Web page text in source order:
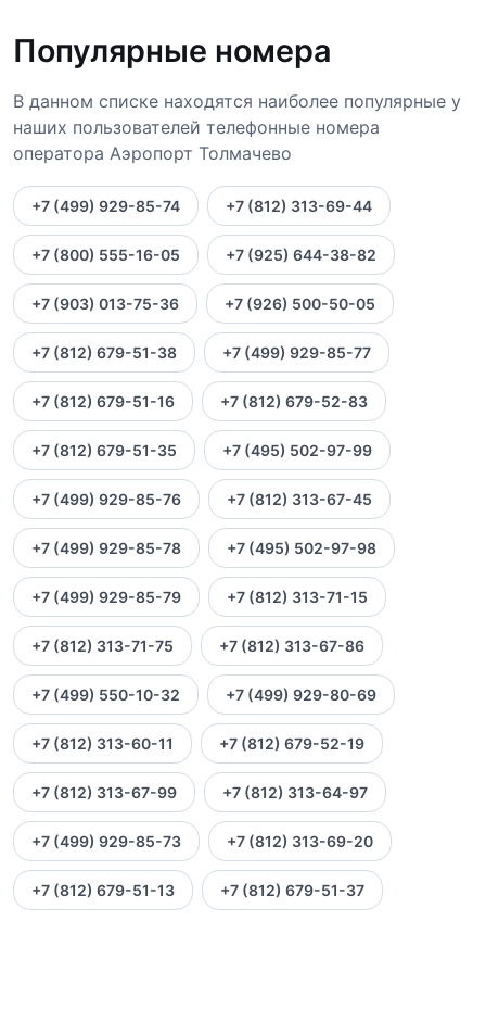
Популярные номера
В данном списке находятся наиболее популярные у
наших пользователей телефонные номера
оператора Аэропорт Толмачево
+7 (499) 929-85-74 +7 (812) 313-69-44
+7 (800) 555-16-05 +7 (925) 644-38-82
+7 (903) 013-75-36 +7 (926) 500-50-05
+7 (812) 679-51-38 +7 (499) 929-85-77
+7 (812) 679-51-16 +7 (812) 679-52-83
+7 (812) 679-51-35 +7 (495) 502-97-99
+7 (499) 929-85-76 +7 (812) 313-67-45
+7 (499) 929-85-78 +7 (495) 502-97-98
+7 (499) 929-85-79 +7 (812) 313-71-15
+7 (812) 313-71-75 +7 (812) 313-67-86
+7 (499) 550-10-32 +7 (499) 929-80-69
+7 (812) 313-60-11 +7 (812) 679-52-19
+7 (812) 313-67-99 +7 (812) 313-64-97
+7 (499) 929-85-73 +7 (812) 313-69-20
+7 (812) 679-51-13 +7 (812) 679-51-37